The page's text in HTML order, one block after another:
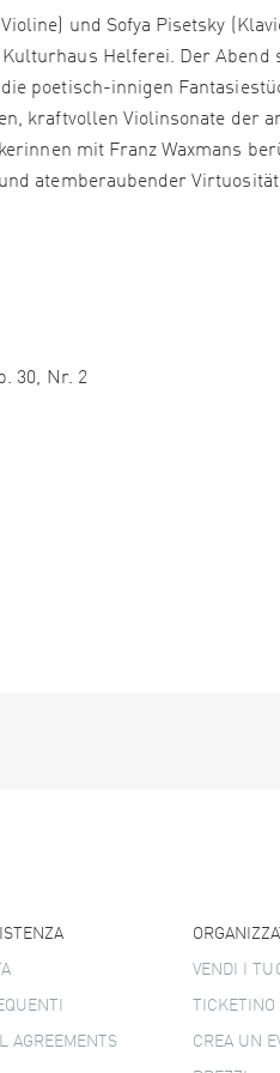
und Sofya Pisetsky
Helferei. Der Abend
poetisch-innigen
kraftvollen Violinsonate der
mit Franz Waxmans
atemberaubender
30, Nr. 2
AGREEMENTS
VENDI I
TICKETINO
CREA UN